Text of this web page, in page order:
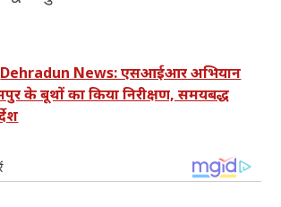
Dehradun News: एसआईआर अभियान
के बूथों का किया निरीक्षण, समयबद्ध